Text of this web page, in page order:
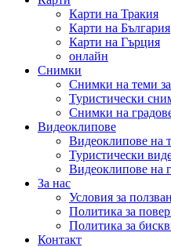
Карти на Тракия
Карти на България
Карти на Гърция
онлайн
Снимки
Снимки на теми
Туристически
Снимки на
Видеоклипове
Видеоклипове на
Туристически
Видеоклипове на
За нас
Условия за
Политика за
Политика за
Контакт